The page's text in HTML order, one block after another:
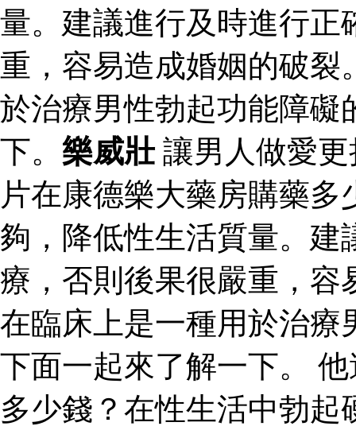
量。建議進行及時進行正
重，容易造成婚姻的破裂
於治療男性勃起功能障礙
下。 樂威壯讓男人做愛
片在康德樂大藥房購藥
夠，降低性生活質量。建
療，否則後果很嚴重，容
在臨床上是一種用於治療
下面一起來了解一下。
多少錢？在性生活中勃